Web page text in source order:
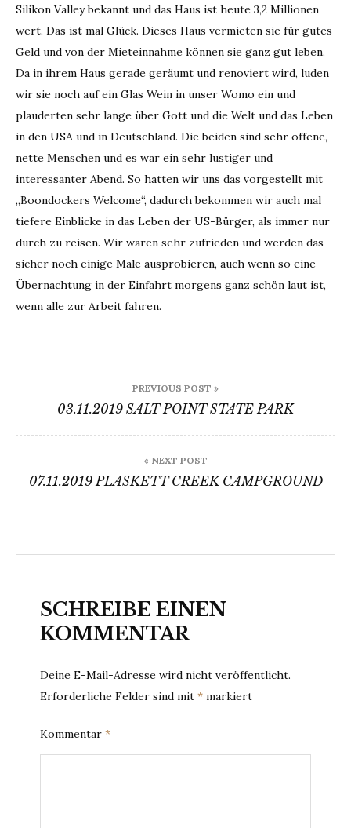
Silikon Valley bekannt und das Haus ist heute 3,2 Millionen
wert. Das ist mal Glück. Dieses Haus vermieten sie für gutes
Geld und von der Mieteinnahme können sie ganz gut leben.
Da in ihrem Haus gerade geräumt und renoviert wird, luden
wir sie noch auf ein Glas Wein in unser Womo ein und
plauderten sehr lange über Gott und die Welt und das Leben
in den USA und in Deutschland. Die beiden sind sehr offene,
nette Menschen und es war ein sehr lustiger und
interessanter Abend. So hatten wir uns das vorgestellt mit
„Boondockers Welcome“, dadurch bekommen wir auch mal
tiefere Einblicke in das Leben der US-Bürger, als immer nur
durch zu reisen. Wir waren sehr zufrieden und werden das
sicher noch einige Male ausprobieren, auch wenn so eine
Übernachtung in der Einfahrt morgens ganz schön laut ist,
wenn alle zur Arbeit fahren.
PREVIOUS POST »
03.11.2019 SALT POINT STATE PARK
« NEXT POST
07.11.2019 PLASKETT CREEK CAMPGROUND
SCHREIBE EINEN
KOMMENTAR
Deine E-Mail-Adresse wird nicht veröffentlicht.
Erforderliche Felder sind mit * markiert
Kommentar *